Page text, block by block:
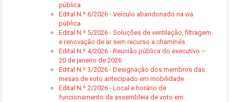
pública
Edital N.º 6/2026 - Veículo abandonado na via
pública
Edital N.º 5/2026 - Soluções de ventilação, filtragem
e renovação de ar sem recurso a chaminés
Edital N.º 4/2026 - Reunião pública do executivo –
20 de janeiro de 2026
Edital N.º 3/2026 - Designação dos membros das
mesas de voto antecipado em mobilidade
Edital N.º 2/2026 - Local e horário de
funcionamento da assembleia de voto em